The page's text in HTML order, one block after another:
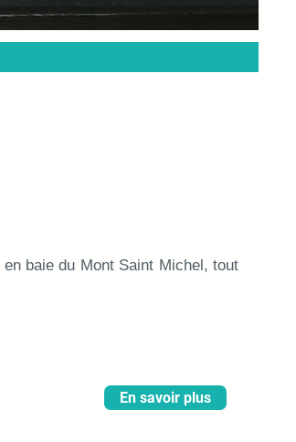
baie du Mont Saint Michel, tout
En savoir plus